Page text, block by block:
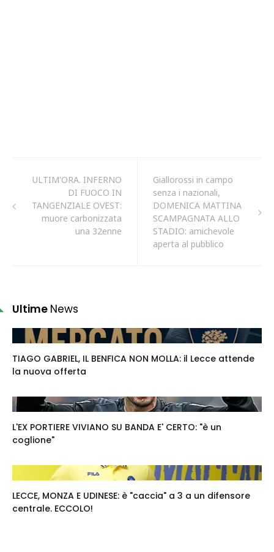
ULTIM'ORA. INFERNO
DI FUOCO IN
TANGENZIALE OVEST:
muore carbonizzata
una 32enne
Giallorossi in campo
senza i nazionali,
DOMENICA MATTINA
SCAMPAGNATA ALLO
STADIO: amichevole
aperta al pubblico
Ultime News
TIAGO GABRIEL, IL BENFICA NON MOLLA: il Lecce attende
la nuova offerta
L'EX PORTIERE VIVIANO SU BANDA E' CERTO: "è un
coglione"
LECCE, MONZA E UDINESE: è "caccia" a 3 a un difensore
centrale. ECCOLO!